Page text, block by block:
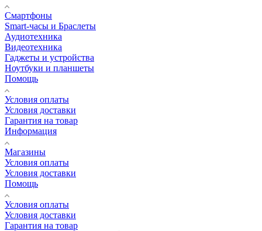
Смартфоны
Smart-часы и Браслеты
Аудиотехника
Видеотехника
Гаджеты и устройства
Ноутбуки и планшеты
Помощь
Условия оплаты
Условия доставки
Гарантия на товар
Информация
Магазины
Условия оплаты
Условия доставки
Помощь
Условия оплаты
Условия доставки
Гарантия на товар